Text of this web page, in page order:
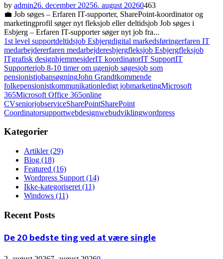
by admin26. december 20256. august 20260463
💼 Job søges – Erfaren IT-supporter, SharePoint-koordinator og
marketingprofil søger nyt fleksjob eller deltidsjob Job søges i
Esbjerg – Erfaren IT-supporter søger nyt job fra...
1st level supportdeltidsjob Esbjergdigital markedsføringerfaren IT
medarbejdererfaren medarbejderesbjergfleksjob Esbjergfleksjob
ITgrafisk designhjemmesiderIT koordinatorIT SupportIT
Supporterjob 8-10 timer om ugenjob søgesjob som
pensionistjobansøgningJohn Grandtkommende
folkepensionistkommunikationledigt jobmarketingMicrosoft
365Microsoft Office 365online
CVseniorjobserviceSharePointSharePoint
Coordinatorsupportwebdesignwebudviklingwordpress
Kategorier
Artikler(29)
Blog (18)
Featured (16)
Wordpress Support (14)
Ikke-kategoriseret (11)
Windows (11)
Recent Posts
De 20 bedste ting ved at være single